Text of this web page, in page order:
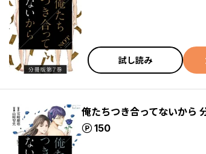
試し読み
俺たちつき合ってないから
150
ポイント